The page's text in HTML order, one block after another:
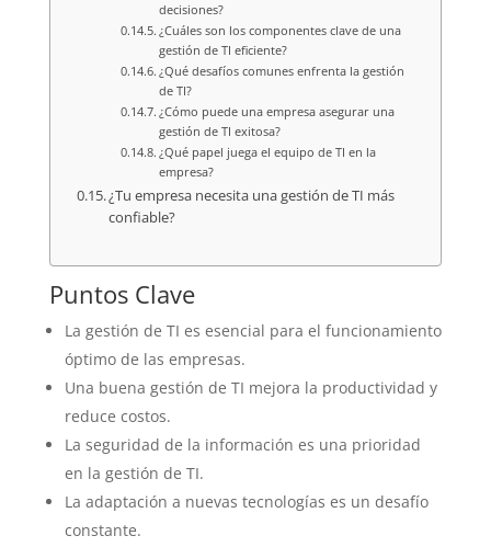
decisiones?
¿Cuáles son los componentes clave de una
gestión de TI eficiente?
¿Qué desafíos comunes enfrenta la gestión
de TI?
¿Cómo puede una empresa asegurar una
gestión de TI exitosa?
¿Qué papel juega el equipo de TI en la
empresa?
¿Tu empresa necesita una gestión de TI más
confiable?
Puntos Clave
La gestión de TI es esencial para el funcionamiento
óptimo de las empresas.
Una buena gestión de TI mejora la productividad y
reduce costos.
La seguridad de la información es una prioridad
en la gestión de TI.
La adaptación a nuevas tecnologías es un desafío
constante.